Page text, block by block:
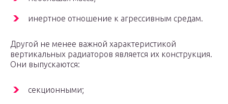
инертное отношение к агрессивным средам.
Другой не менее важной характеристикой
вертикальных радиаторов является их конструкция.
Они выпускаются:
секционными;